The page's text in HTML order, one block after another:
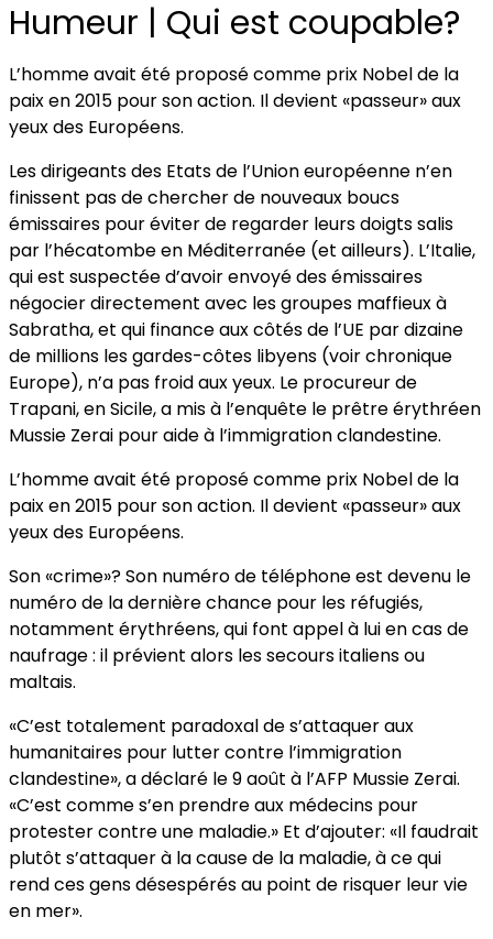
Humeur | Qui est coupable?
L’homme avait été proposé comme prix Nobel de la
paix en 2015 pour son action. Il devient «passeur» aux
yeux des Européens.
Les dirigeants des Etats de l’Union européenne n’en
finissent pas de chercher de nouveaux boucs
émissaires pour éviter de regarder leurs doigts salis
par l’hécatombe en Méditerranée (et ailleurs). L’Italie,
qui est suspectée d’avoir envoyé des émissaires
négocier directement avec les groupes maffieux à
Sabratha, et qui finance aux côtés de l’UE par dizaine
de millions les gardes-côtes libyens (voir chronique
Europe), n’a pas froid aux yeux. Le procureur de
Trapani, en Sicile, a mis à l’enquête le prêtre érythréen
Mussie Zerai pour aide à l’immigration clandestine.
L’homme avait été proposé comme prix Nobel de la
paix en 2015 pour son action. Il devient «passeur» aux
yeux des Européens.
Son «crime»? Son numéro de téléphone est devenu le
numéro de la dernière chance pour les réfugiés,
notamment érythréens, qui font appel à lui en cas de
naufrage : il prévient alors les secours italiens ou
maltais.
«C’est totalement paradoxal de s’attaquer aux
humanitaires pour lutter contre l’immigration
clandestine», a déclaré le 9 août à l’AFP Mussie Zerai.
«C’est comme s’en prendre aux médecins pour
protester contre une maladie.» Et d’ajouter: «Il faudrait
plutôt s’attaquer à la cause de la maladie, à ce qui
rend ces gens désespérés au point de risquer leur vie
en mer».